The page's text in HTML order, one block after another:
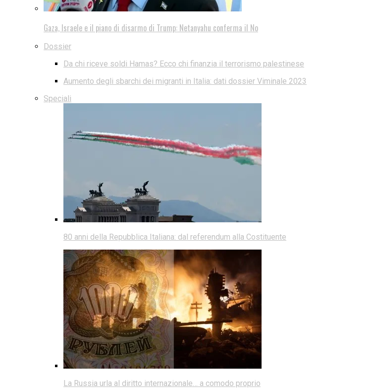
Gaza, Israele e il piano di disarmo di Trump: Netanyahu conferma il No
Dossier
Da chi riceve soldi Hamas? Ecco chi finanzia il terrorismo palestinese
Aumento degli sbarchi dei migranti in Italia: dati dossier Viminale 2023
Speciali
80 anni della Repubblica Italiana: dal referendum alla Costituente
La Russia urla al diritto internazionale… a comodo proprio